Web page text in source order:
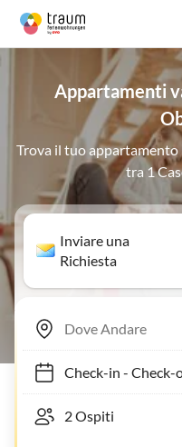
Appartamenti
Trova il tuo appartamento
tra 1
Inviare una
Richiesta
Check-in- Check-